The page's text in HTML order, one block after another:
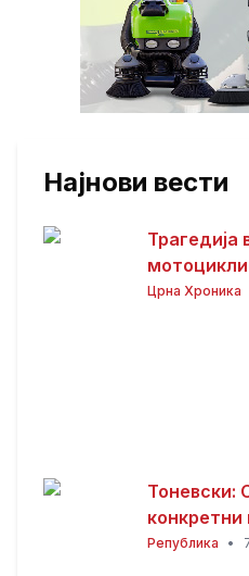
Најнови вести
Трагедија
Црна Хроника
Тоневски:
конкретни
развиваме
Република •